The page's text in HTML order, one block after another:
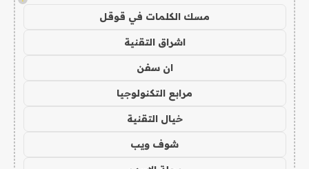
مسك الكلمات في قوقل
اشراق التقنية
ان سفن
مرابع التكنولوجيا
خيال التقنية
شوف ويب